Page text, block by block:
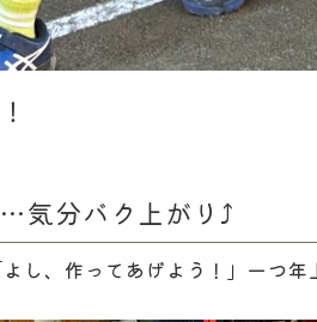
気分バク上がり⤴
、作ってあげよう！」一つ年